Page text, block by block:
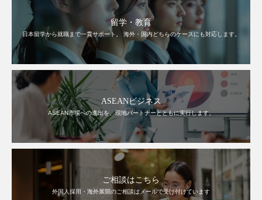
留学・教育
日本留学から就職まで一貫サポート。 海外・国内どちらのケースにも対応します。
ASEANビジネス
ASEAN市場への進出を、現地パートナーとともに実行します。
ご相談はこちら
外国人採用・海外展開のご相談はメールで受け付けています